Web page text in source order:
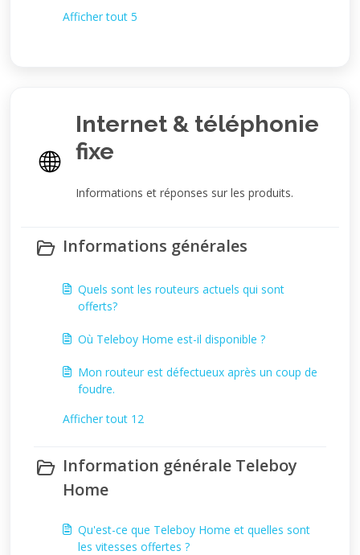
Afficher tout 5
Internet & téléphonie
fixe
Informations et réponses sur les produits.
Informations générales
Quels sont les routeurs actuels qui sont
offerts?
Où Teleboy Home est-il disponible ?
Mon routeur est défectueux après un coup de
foudre.
Afficher tout 12
Information générale Teleboy
Home
Qu'est-ce que Teleboy Home et quelles sont
les vitesses offertes ?